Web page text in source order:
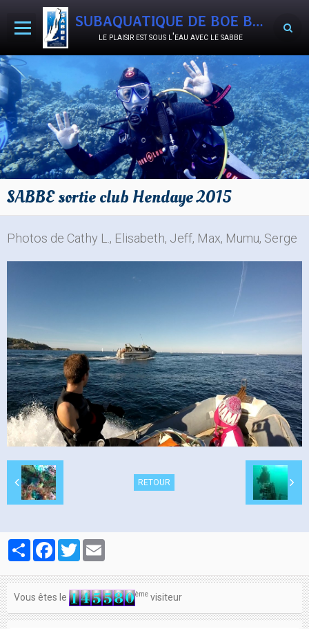
SUBAQUATIQUE DE BOE BON-ENCONTRE
le plaisir est sous l'eau avec le sabbe
Accueil
Agenda
Activités
Le Club
Documents
Vidéos
SABB'OCCASIONS
SABBE sortie club Hendaye 2015
Photos de Cathy L., Elisabeth, Jeff, Max, Mumu, Serge
RETOUR
PartagerFacebook
Twitter
Vous êtes le ème visiteur